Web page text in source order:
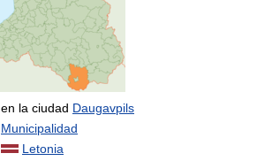
en la ciudad Daugavpils
Municipalidad
Letonia